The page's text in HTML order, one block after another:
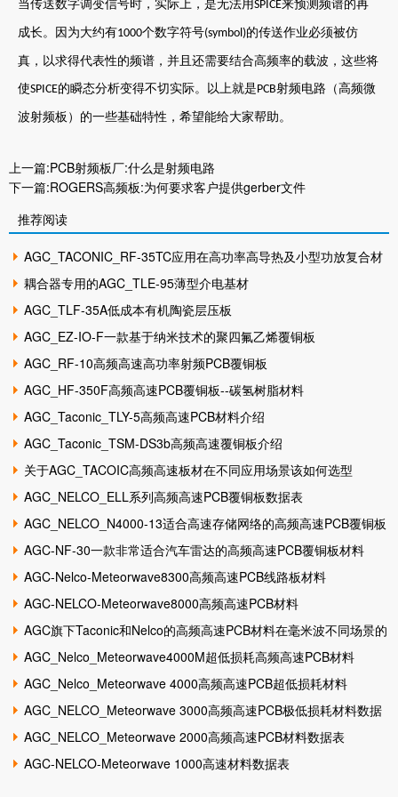
当传送数字调变信号时，实际上，是无法用SPICE来预测频谱的再
成长。因为大约有1000个数字符号(symbol)的传送作业必须被仿
真，以求得代表性的频谱，并且还需要结合高频率的载波，这些将
使SPICE的瞬态分析变得不切实际。以上就是PCB射频电路（高频微
波射频板） 的一些基础特性，希望能给大家帮助。
上一篇:PCB射频板厂:什么是射频电路
下一篇:ROGERS高频板:为何要求客户提供gerber文件
推荐阅读
AGC_TACONIC_RF-35TC应用在高功率高导热及小型功放复合材
料 耦合器专用的AGC_TLE-95薄型介电基材
AGC_TLF-35A低成本有机陶瓷层压板
AGC_EZ-IO-F一款基于纳米技术的聚四氟乙烯覆铜板
AGC_RF-10高频高速高功率射频PCB覆铜板
AGC_HF-350F高频高速PCB覆铜板--碳氢树脂材料
AGC_Taconic_TLY-5高频高速PCB材料介绍
AGC_Taconic_TSM-DS3b高频高速覆铜板介绍
关于AGC_TACOIC高频高速板材在不同应用场景该如何选型
AGC_NELCO_ELL系列高频高速PCB覆铜板数据表
AGC_NELCO_N4000-13适合高速存储网络的高频高速PCB覆铜板
AGC-NF-30一款非常适合汽车雷达的高频高速PCB覆铜板材料
AGC-Nelco-Meteorwave8300高频高速PCB线路板材料
AGC-NELCO-Meteorwave8000高频高速PCB材料
AGC旗下Taconic和Nelco的高频高速PCB材料在毫米波不同场景的
应用解决方案...
AGC_Nelco_Meteorwave4000M超低损耗高频高速PCB材料
AGC_Nelco_Meteorwave 4000高频高速PCB超低损耗材料
AGC_NELCO_Meteorwave 3000高频高速PCB极低损耗材料数据
表 AGC_NELCO_Meteorwave 2000高频高速PCB材料数据表
AGC-NELCO-Meteorwave 1000高速材料数据表